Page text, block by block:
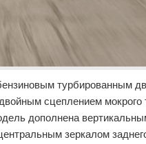
турбированным
сцеплением
дополнена
зеркалом